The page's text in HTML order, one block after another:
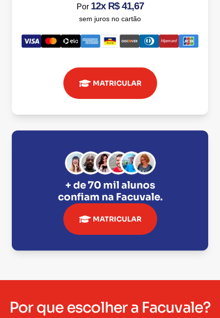
Por 12x R$ 41,67
sem juros no cartão
MATRICULAR
+ de 70 mil alunos
confiam na Facuvale.
MATRICULAR
Por que escolher a Facuvale?